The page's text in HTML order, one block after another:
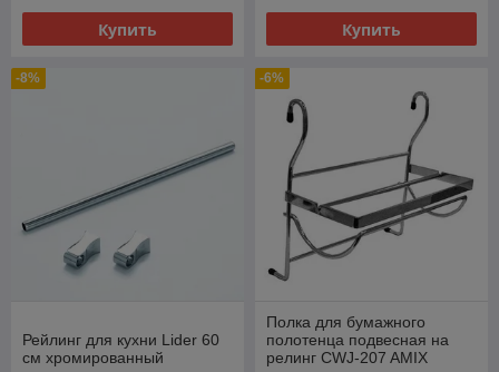
Купить Купить
-8%
Рейлинг для кухни Lider 60
см хромированный
-6%
Полка для бумажного
полотенца подвесная на
релинг CWJ-207 AMIX